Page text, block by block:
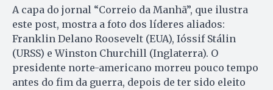
A capa do jornal “Correio da Manhã”, que ilustra
este post, mostra a foto dos líderes aliados:
Franklin Delano Roosevelt (EUA), Ióssif Stálin
(URSS) e Winston Churchill (Inglaterra). O
presidente norte-americano morreu pouco tempo
antes do fim da guerra, depois de ter sido eleito